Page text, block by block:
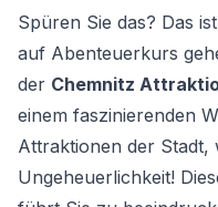
Spüren Sie das? Das
auf Abenteuerkurs
der Chemnitz
einem faszinierenden
Attraktionen der Stadt,
Ungeheuerlichkeit!